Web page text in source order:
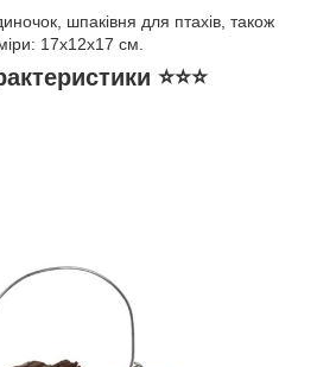
шпаківня для птахів, також
17х12х17 см.
⭐⭐⭐